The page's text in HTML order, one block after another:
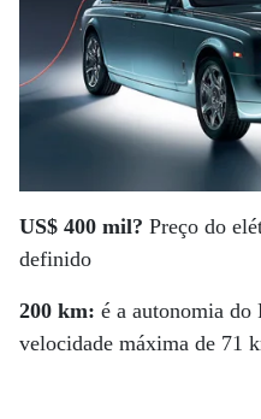
US$ 400 mil? Preço do
definido
200 km: é a autonomia do
velocidade máxima de 71